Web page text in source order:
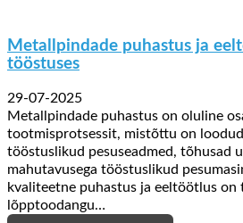
Metallpindade puhastus ja
tööstuses
29-07-2025
Metallpindade puhastus on oluline
tootmisprotsessit, mistõttu on loodud
tööstuslikud pesuseadmed, tõhusad
mahutavusega tööstuslikud
kvaliteetne puhastus ja eeltöötlus on
lõpptoodangu…